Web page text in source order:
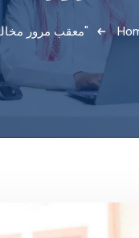
"معقب مرور